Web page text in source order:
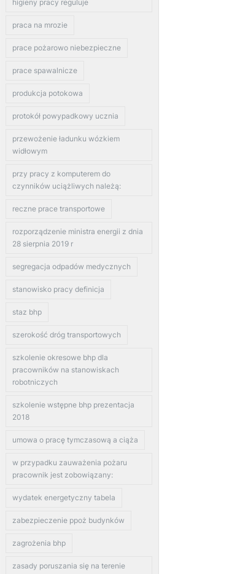
higieny pracy reguluje
praca na mrozie
prace pożarowo niebezpieczne
prace spawalnicze
produkcja potokowa
protokół powypadkowy ucznia
przewożenie ładunku wózkiem
widłowym
przy pracy z komputerem do
czynników uciążliwych należą:
reczne prace transportowe
rozporządzenie ministra energii z dnia
28 sierpnia 2019 r
segregacja odpadów medycznych
stanowisko pracy definicja
staz bhp
szerokość dróg transportowych
szkolenie okresowe bhp dla
pracowników na stanowiskach
robotniczych
szkolenie wstępne bhp prezentacja
2018
umowa o pracę tymczasową a ciąża
w przypadku zauważenia pożaru
pracownik jest zobowiązany:
wydatek energetyczny tabela
zabezpieczenie ppoż budynków
zagrożenia bhp
zasady poruszania się na terenie